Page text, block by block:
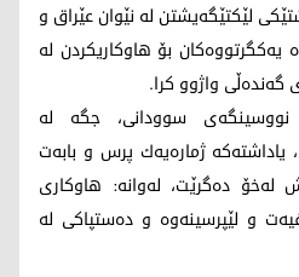
لێكتێگه‌یشتن له‌ نێوان عێراق و
یه‌كگرتووه‌كان بۆ هاوكاریكردن له‌
گه‌نده‌ڵی واژوو كرا.
نووسینگه‌ی سوودانی، جگه‌ له‌
یاداشته‌كه‌ ژماره‌یه‌ك پرس و بابه‌ت
له‌خۆ ده‌گرێت، له‌وانه‌: هاوکاری
و لێپرسینەوە و ده‌ستپاكی لە